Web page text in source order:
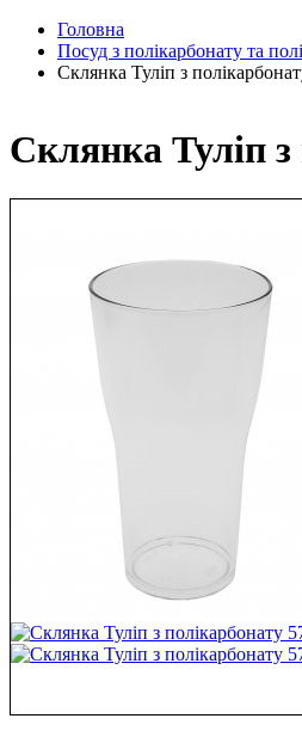
Головна
Посуд з полікарбонату та
Склянка Туліп з
Склянка Туліп